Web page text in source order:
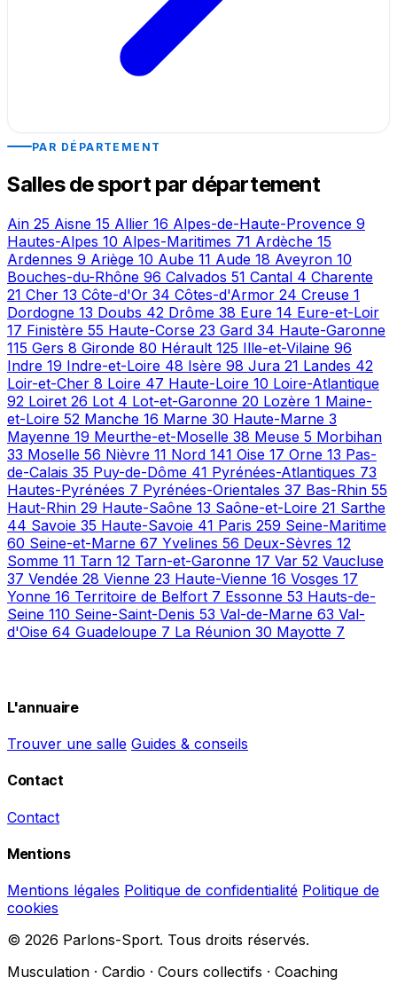
PAR DÉPARTEMENT
Salles de sport par département
Ain 25 Aisne 15 Allier 16 Alpes-de-Haute-Provence 9
Hautes-Alpes 10 Alpes-Maritimes 71 Ardèche 15
Ardennes 9 Ariège 10 Aube 11 Aude 18 Aveyron 10
Bouches-du-Rhône 96 Calvados 51 Cantal 4 Charente
21 Cher 13 Côte-d'Or 34 Côtes-d'Armor 24 Creuse 1
Dordogne 13 Doubs 42 Drôme 38 Eure 14 Eure-et-Loir
17 Finistère 55 Haute-Corse 23 Gard 34 Haute-Garonne
115 Gers 8 Gironde 80 Hérault 125 Ille-et-Vilaine 96
Indre 19 Indre-et-Loire 48 Isère 98 Jura 21 Landes 42
Loir-et-Cher 8 Loire 47 Haute-Loire 10 Loire-Atlantique
92 Loiret 26 Lot 4 Lot-et-Garonne 20 Lozère 1 Maine-
et-Loire 52 Manche 16 Marne 30 Haute-Marne 3
Mayenne 19 Meurthe-et-Moselle 38 Meuse 5 Morbihan
33 Moselle 56 Nièvre 11 Nord 141 Oise 17 Orne 13 Pas-
de-Calais 35 Puy-de-Dôme 41 Pyrénées-Atlantiques 73
Hautes-Pyrénées 7 Pyrénées-Orientales 37 Bas-Rhin 55
Haut-Rhin 29 Haute-Saône 13 Saône-et-Loire 21 Sarthe
44 Savoie 35 Haute-Savoie 41 Paris 259 Seine-Maritime
60 Seine-et-Marne 67 Yvelines 56 Deux-Sèvres 12
Somme 11 Tarn 12 Tarn-et-Garonne 17 Var 52 Vaucluse
37 Vendée 28 Vienne 23 Haute-Vienne 16 Vosges 17
Yonne 16 Territoire de Belfort 7 Essonne 53 Hauts-de-
Seine 110 Seine-Saint-Denis 53 Val-de-Marne 63 Val-
d'Oise 64 Guadeloupe 7 La Réunion 30 Mayotte 7
L'annuaire
Trouver une salle Guides & conseils
Contact
Contact
Mentions
Mentions légales Politique de confidentialité Politique de
cookies
© 2026 Parlons-Sport. Tous droits réservés.
Musculation · Cardio · Cours collectifs · Coaching